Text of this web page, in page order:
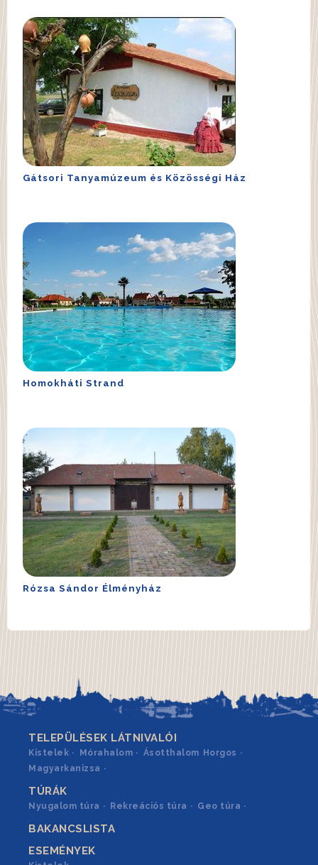
Gátsori Tanyamúzeum és Közösségi Ház
Homokháti Strand
Rózsa Sándor Élményház
TELEPÜLÉSEK LÁTNIVALÓI
Kistelek Mórahalom Ásotthalom Horgos
Magyarkanizsa
TÚRÁK
Nyugalom túra Rekreációs túra Geo túra
BAKANCSLISTA
ESEMÉNYEK